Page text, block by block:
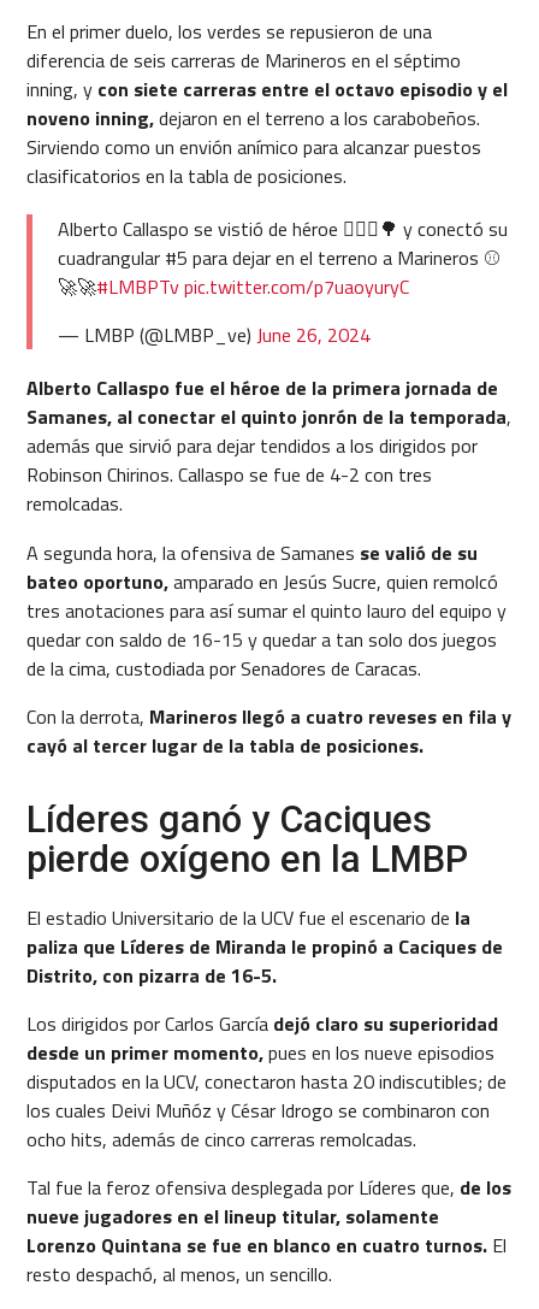
En el primer duelo, los verdes se repusieron de una
diferencia de seis carreras de Marineros en el séptimo
inning, y con siete carreras entre el octavo episodio y el
noveno inning,dejaron en el terreno a los carabobeños.
Sirviendo como un envión anímico para alcanzar puestos
clasificatorios en la tabla de posiciones.
Alberto Callaspo se vistió de héroe 🦸🏻‍♂️🌳 y conectó su
cuadrangular #5 para dejar en el terreno a Marineros ⚾️
🚀🚀#LMBPTvpic.twitter.com/p7uaoyuryC
— LMBP (@LMBP_ve) June 26, 2024
Alberto Callaspo fue el héroe de la primera jornada de
Samanes, al conectar el quinto jonrón de la temporada,
además que sirvió para dejar tendidos a los dirigidos por
Robinson Chirinos. Callaspo se fue de 4-2 con tres
remolcadas.
A segunda hora, la ofensiva de Samanes se valió de su
bateo oportuno,amparado en Jesús Sucre, quien remolcó
tres anotaciones para así sumar el quinto lauro del equipo y
quedar con saldo de 16-15 y quedar a tan solo dos juegos
de la cima, custodiada por Senadores de Caracas.
Con la derrota, Marineros llegó a cuatro reveses en fila y
cayó al tercer lugar de la tabla de posiciones.
Líderes ganó y Caciques
pierde oxígeno en la LMBP
El estadio Universitario de la UCV fue el escenario de la
paliza que Líderes de Miranda le propinó a Caciques de
Distrito, con pizarra de 16-5.
Los dirigidos por Carlos García dejó claro su superioridad
desde un primer momento,pues en los nueve episodios
disputados en la UCV, conectaron hasta 20 indiscutibles; de
los cuales Deivi Muñóz y César Idrogo se combinaron con
ocho hits, además de cinco carreras remolcadas.
Tal fue la feroz ofensiva desplegada por Líderes que, de los
nueve jugadores en el lineup titular, solamente
Lorenzo Quintana se fue en blanco en cuatro turnos.El
resto despachó, al menos, un sencillo.